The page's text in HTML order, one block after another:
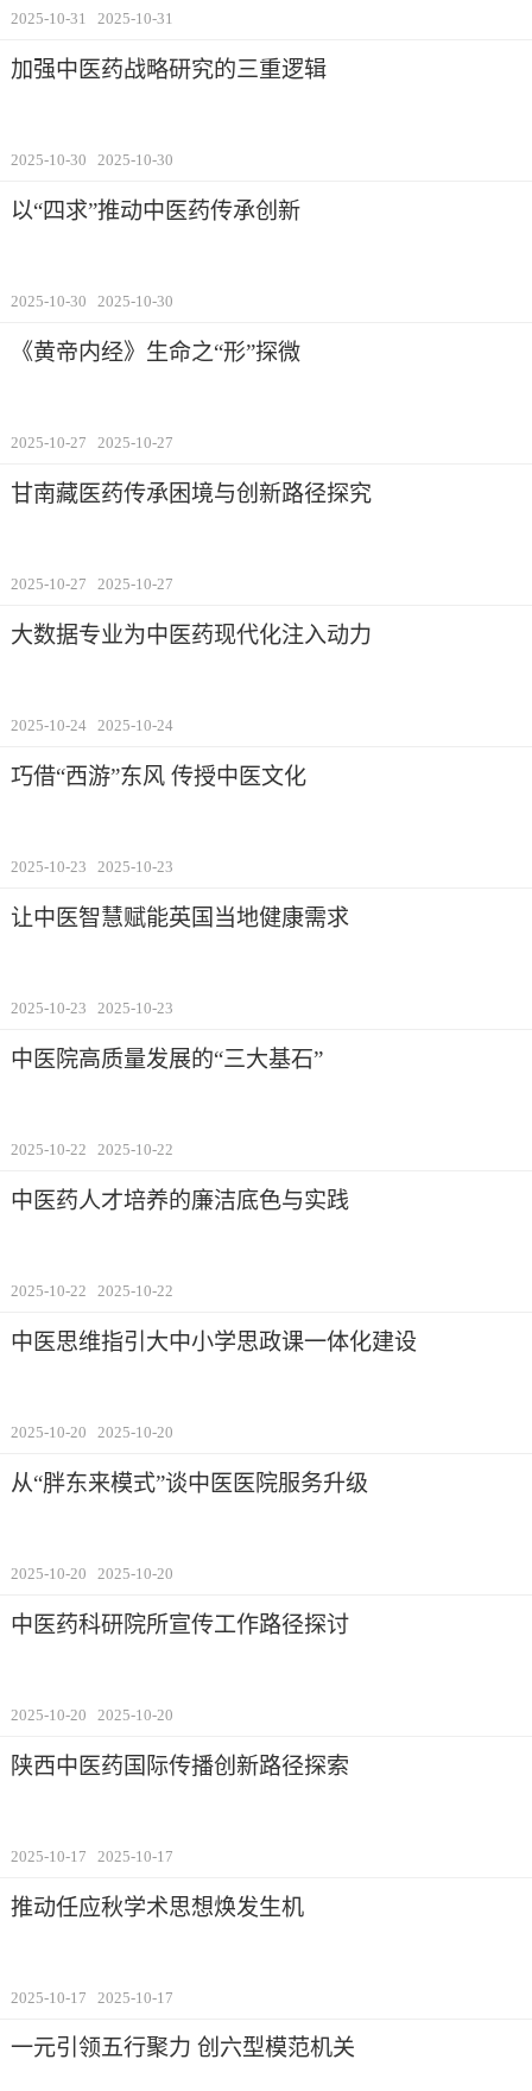
2025-10-31 2025-10-31
加强中医药战略研究的三重逻辑
2025-10-30 2025-10-30
以“四求”推动中医药传承创新
2025-10-30 2025-10-30
《黄帝内经》生命之“形”探微
2025-10-27 2025-10-27
甘南藏医药传承困境与创新路径探究
2025-10-27 2025-10-27
大数据专业为中医药现代化注入动力
2025-10-24 2025-10-24
巧借“西游”东风 传授中医文化
2025-10-23 2025-10-23
让中医智慧赋能英国当地健康需求
2025-10-23 2025-10-23
中医院高质量发展的“三大基石”
2025-10-22 2025-10-22
中医药人才培养的廉洁底色与实践
2025-10-22 2025-10-22
中医思维指引大中小学思政课一体化建设
2025-10-20 2025-10-20
从“胖东来模式”谈中医医院服务升级
2025-10-20 2025-10-20
中医药科研院所宣传工作路径探讨
2025-10-20 2025-10-20
陕西中医药国际传播创新路径探索
2025-10-17 2025-10-17
推动任应秋学术思想焕发生机
2025-10-17 2025-10-17
一元引领五行聚力 创六型模范机关